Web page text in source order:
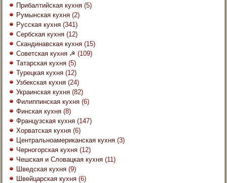
Прибалтийская кухня (5)
Румынская кухня (2)
Русская кухня (341)
Сербская кухня (12)
Скандинавская кухня (15)
Советская кухня ☭ (109)
Татарская кухня (5)
Турецкая кухня (12)
Узбекская кухня (24)
Украинская кухня (82)
Филиппинская кухня (6)
Финская кухня (8)
Французская кухня (147)
Хорватская кухня (6)
Центральноамериканская кухня (3)
Черногорская кухня (12)
Чешская и Словацкая кухня (11)
Шведская кухня (9)
Швейцарская кухня (6)